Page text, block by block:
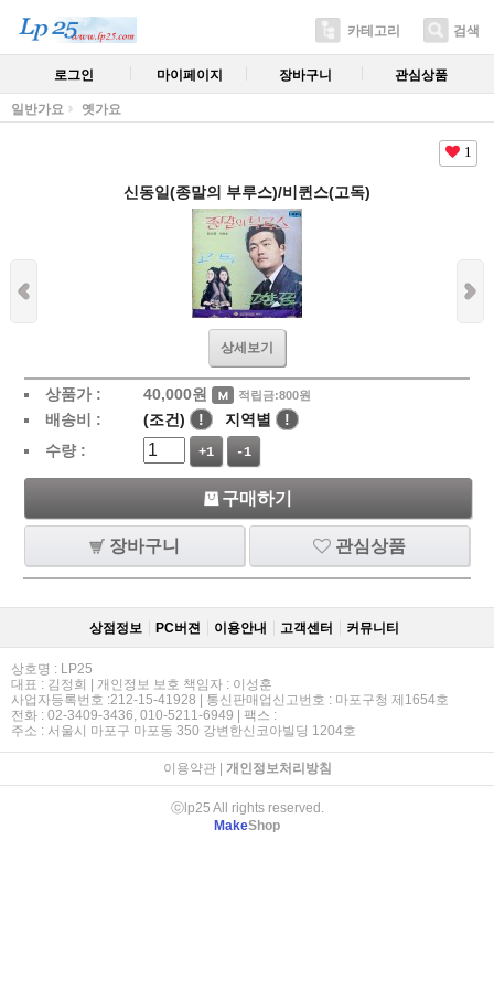
카테고리 검색
로그인 마이페이지 장바구니 관심상품
일반가요 옛가요
1
신동일(종말의 부루스)/비퀸스(고독)
상세보기
상품가 : 40,000원 적립금:800원
배송비 : (조건) ! 지역별
!
수량 :
+1 -1
구매하기
장바구니 관심상품
상점정보 PC버젼 이용안내 고객센터 커뮤니티
상호명 : LP25
대표 : 김정희 | 개인정보 보호 책임자 : 이성훈
사업자등록번호 :212-15-41928 | 통신판매업신고번호 : 마포구청 제1654호
전화 : 02-3409-3436, 010-5211-6949 | 팩스 :
주소 : 서울시 마포구 마포동 350 강변한신코아빌딩 1204호
이용약관| 개인정보처리방침
ⓒlp25 All rights reserved.
MakeShop